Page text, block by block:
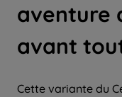
aventure
avant
Cette variante du